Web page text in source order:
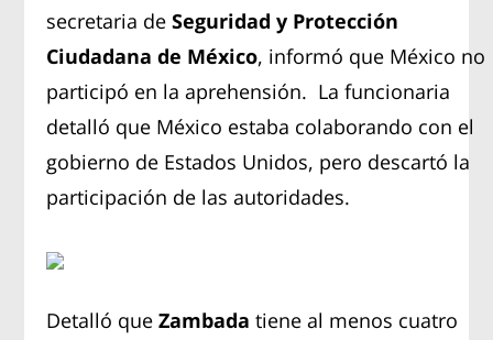
secretaria de Seguridad y Protección
Ciudadana de México, informó que México no
participó en la aprehensión. La funcionaria
detalló que México estaba colaborando con el
gobierno de Estados Unidos, pero descartó la
participación de las autoridades.
Detalló que Zambada tiene al menos cuatro